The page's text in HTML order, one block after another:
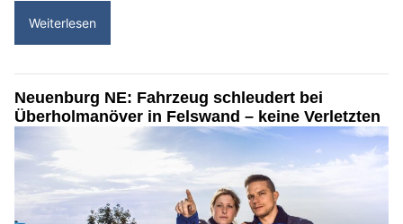
Weiterlesen
Neuenburg NE: Fahrzeug schleudert bei
Überholmanöver in Felswand – keine Verletzten